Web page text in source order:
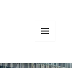
WIDGET